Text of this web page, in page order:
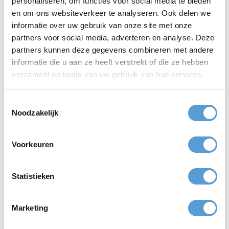
en om ons websiteverkeer te analyseren. Ook delen we
informatie over uw gebruik van onze site met onze
partners voor social media, adverteren en analyse. Deze
partners kunnen deze gegevens combineren met andere
informatie die u aan ze heeft verstrekt of die ze hebben
verzameld op basis van uw gebruik van hun services.
Noodzakelijk
Voorkeuren
Statistieken
Marketing
Werk altijd met een slechtweerscenario, zeker aan zee.
Gebruik interne communicatie helder: tijd, locatie,
kledingadvies en eindtijd.
Wilt u verder lezen? Deze onderwerpen sluiten logisch aan op
Wanneer plan je het beste een teamuitje
Kun je een bedrijfsuitje combineren met vergaderen